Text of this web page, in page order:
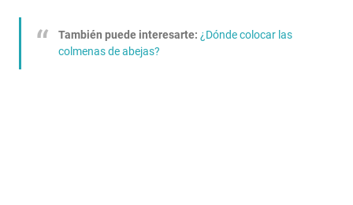
También puede interesarte: ¿Dónde colocar las
colmenas de abejas?